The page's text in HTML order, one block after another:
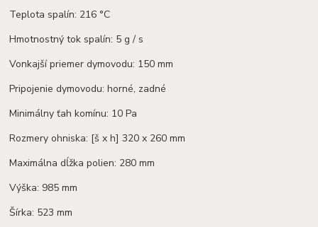
Teplota spalín: 216 °C
Hmotnostný tok spalín: 5 g / s
Vonkajší priemer dymovodu: 150 mm
Pripojenie dymovodu: horné, zadné
Minimálny ťah komínu: 10 Pa
Rozmery ohniska: [š x h] 320 x 260 mm
Maximálna dĺžka polien: 280 mm
Výška: 985 mm
Šírka: 523 mm